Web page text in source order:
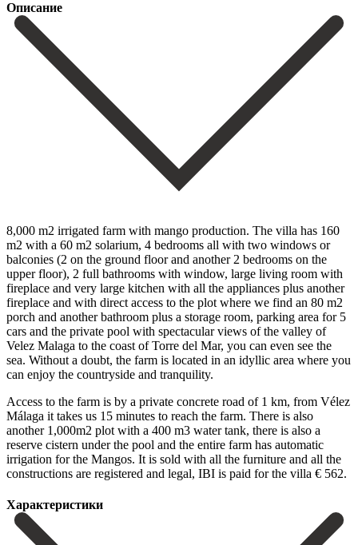
Описание
8,000 m2 irrigated farm with mango production. The villa has 160
m2 with a 60 m2 solarium, 4 bedrooms all with two windows or
balconies (2 on the ground floor and another 2 bedrooms on the
upper floor), 2 full bathrooms with window, large living room with
fireplace and very large kitchen with all the appliances plus another
fireplace and with direct access to the plot where we find an 80 m2
porch and another bathroom plus a storage room, parking area for 5
cars and the private pool with spectacular views of the valley of
Velez Malaga to the coast of Torre del Mar, you can even see the
sea. Without a doubt, the farm is located in an idyllic area where you
can enjoy the countryside and tranquility.
Access to the farm is by a private concrete road of 1 km, from Vélez
Málaga it takes us 15 minutes to reach the farm. There is also
another 1,000m2 plot with a 400 m3 water tank, there is also a
reserve cistern under the pool and the entire farm ‌has ‌automatic
‌irrigation ‌for the ‌Mangos. It ‌is sold with all the furniture and all ‌the
constructions ‌are registered ‌and legal, IBI ‌is ‌paid ‌for ‌the ‌villa ‌€ ‌562.
Характеристики